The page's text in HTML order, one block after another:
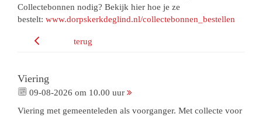
Collectebonnen nodig? Bekijk hier hoe je ze
bestelt: www.dorpskerkdeglind.nl/collectebonnen_bestellen
terug
Viering
09-08-2026 om 10.00 uur
Viering met gemeenteleden als voorganger. Met collecte voor